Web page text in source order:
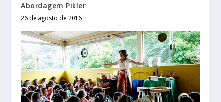
Abordagem Pikler
26 de agosto de 2016